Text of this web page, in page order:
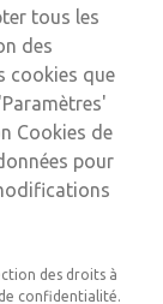
mail
tous les
des
cookies que
Cookies de
pour
des droits à
confidentialité.